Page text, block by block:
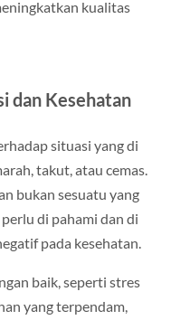
kualitas
dan Kesehatan
situasi yang di
takut, atau cemas.
bukan sesuatu yang
di pahami dan di
pada kesehatan.
baik, seperti stres
yang terpendam,